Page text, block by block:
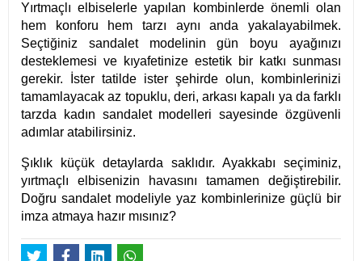
Yırtmaçlı elbiselerle yapılan kombinlerde önemli olan
hem konforu hem tarzı aynı anda yakalayabilmek.
Seçtiğiniz sandalet modelinin gün boyu ayağınızı
desteklemesi ve kıyafetinize estetik bir katkı sunması
gerekir. İster tatilde ister şehirde olun, kombinlerinizi
tamamlayacak az topuklu, deri, arkası kapalı ya da farklı
tarzda kadın sandalet modelleri sayesinde özgüvenli
adımlar atabilirsiniz.
Şıklık küçük detaylarda saklıdır. Ayakkabı seçiminiz,
yırtmaçlı elbisenizin havasını tamamen değiştirebilir.
Doğru sandalet modeliyle yaz kombinlerinize güçlü bir
imza atmaya hazır mısınız?